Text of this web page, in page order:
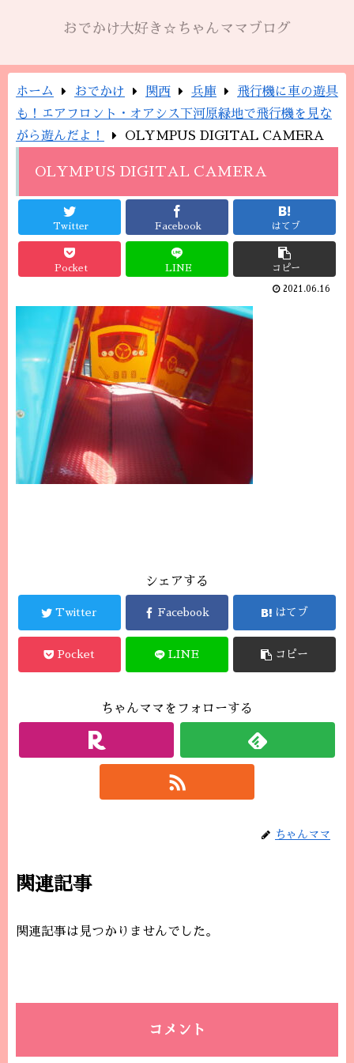
おでかけ大好き☆ちゃんママブログ
ホーム おでかけ 関西 兵庫
飛行機に車の遊具
も！エアフロント・オアシス下河原緑地で飛行機を見な
がら遊んだよ！
OLYMPUS DIGITAL CAMERA
OLYMPUS DIGITAL CAMERA
Twitter Facebook はてブ
Pocket LINE コピー
2021.06.16
シェアする
Twitter Facebook はてブ
Pocket LINE コピー
ちゃんママをフォローする
ちゃんママ
関連記事
関連記事は見つかりませんでした。
コメント